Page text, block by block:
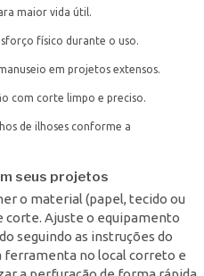
maior vida útil.
físico durante o uso.
em projetos extensos.
com corte limpo e preciso.
de ilhoses conforme a
seus projetos
o material (papel, tecido ou
corte. Ajuste o equipamento
seguindo as instruções do
ferramenta no local correto e